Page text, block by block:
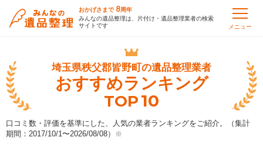
おかげさまで 8周年
みんなの遺品整理は、片付け・遺品整理業者の検索
サイトです
メニュー
埼玉県秩父郡皆野町の遺品整理業者
おすすめランキング
TOP10
口コミ数・評価を基準にした、人気の業者ランキングをご紹介。（集計
期間：2017/10/1〜2026/08/08） ※